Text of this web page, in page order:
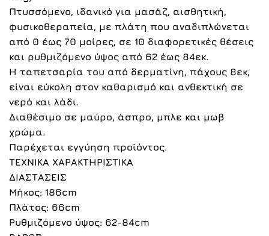
Πτυσσόμενο, ιδανικό για μασάζ, αισθητική,
φυσικοθεραπεία, με πλάτη που αναδιπλώνεται
από 0 έως 70 μοίρες, σε 10 διαφορετικές θέσεις
και ρυθμιζόμενο ύψος από 62 έως 84εκ.
Η ταπετσαρία του από δερματίνη, πάχους 8εκ,
είναι εύκολη στον καθαρισμό και ανθεκτική σε
νερό και λάδι.
Διαθέσιμο σε μαύρο, άσπρο, μπλε και μωβ
χρώμα.
Παρέχεται εγγύηση προϊόντος.
ΤΕΧΝΙΚΑ ΧΑΡΑΚΤΗΡΙΣΤΙΚΑ
ΔΙΑΣΤΑΣΕΙΣ
Μήκος: 186cm
Πλάτος: 66cm
Ρυθμιζόμενο ύψος: 62-84cm